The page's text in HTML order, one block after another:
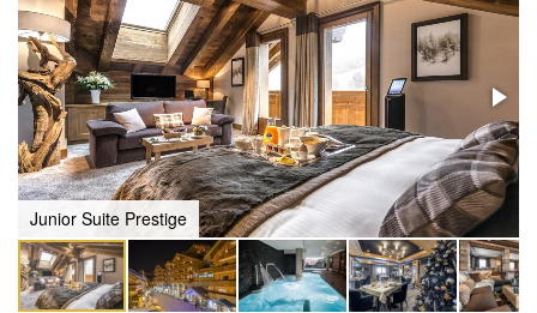
Junior Suite Prestige